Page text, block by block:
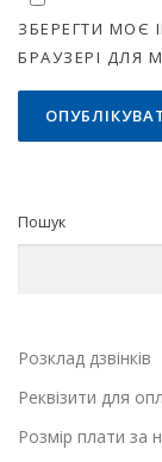
ЗБЕРЕГТИ МОЄ
БРАУЗЕРІ ДЛЯ
Пошук
Розклад дзвінків
Реквізити для
Розмір плати за